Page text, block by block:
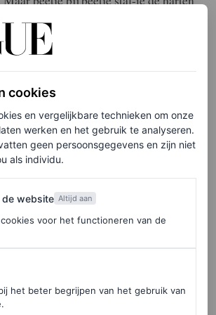
modellen en actrices.
beste artikelen in je inbox?
in voor de Vogue-nieuwsbrief.
de straten al in de jaren zestig.
negentig zagen we Samba’s aan de
anderen model Kate Moss en actrice
Nu is dat weer het geval: onze
van het moment, Gigi Hadid,
Gerber en Bella Hadid, bezitten een
is, is het dat Samba’s een
zijn.
cookies
en vergelijkbare technieken om onze
werken en het gebruik te analyseren.
geen persoonsgegevens en zijn niet
als individu.
de website Altijd aan
voor het functioneren van de
het beter begrijpen van het gebruik van